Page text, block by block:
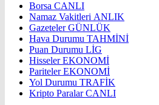
Borsa CANLI
Namaz Vakitleri ANLIK
GazetelerGÜNLÜK
Hava Durumu TAHMİNİ
Puan Durumu LİG
HisselerEKONOMİ
ParitelerEKONOMİ
Yol Durumu TRAFİK
Kripto ParalarCANLI